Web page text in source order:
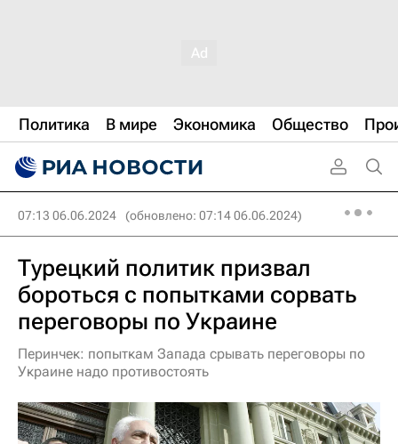
Политика В мире Экономика Общество
07:13 06.06.2024 (обновлено: 07:14 06.06.2024)
Турецкий политик призвал
бороться с попытками сорвать
переговоры по Украине
Перинчек: попыткам Запада срывать переговоры по
Украине надо противостоять